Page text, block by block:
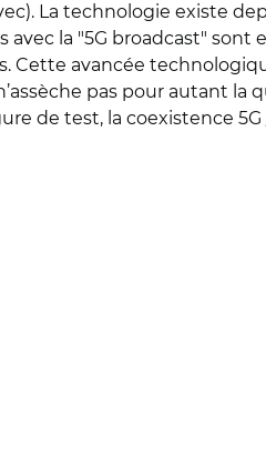
La technologie existe
la "5G broadcast"
Cette avancée
pas pour autant
de test, la coexistence